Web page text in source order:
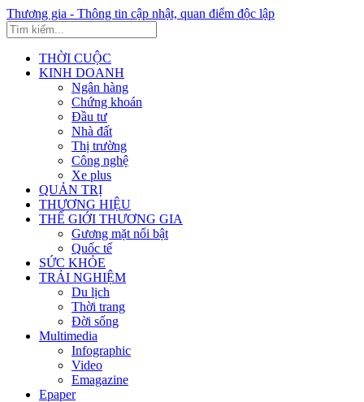
Thương gia - Thông tin cập nhật, quan điểm độc lập
THỜI CUỘC
KINH DOANH
Ngân hàng
Chứng khoán
Đầu tư
Nhà đất
Thị trường
Công nghệ
Xe plus
QUẢN TRỊ
THƯƠNG HIỆU
THẾ GIỚI THƯƠNG GIA
Gương mặt nổi bật
Quốc tế
SỨC KHỎE
TRẢI NGHIỆM
Du lịch
Thời trang
Đời sống
Multimedia
Infographic
Video
Emagazine
Epaper